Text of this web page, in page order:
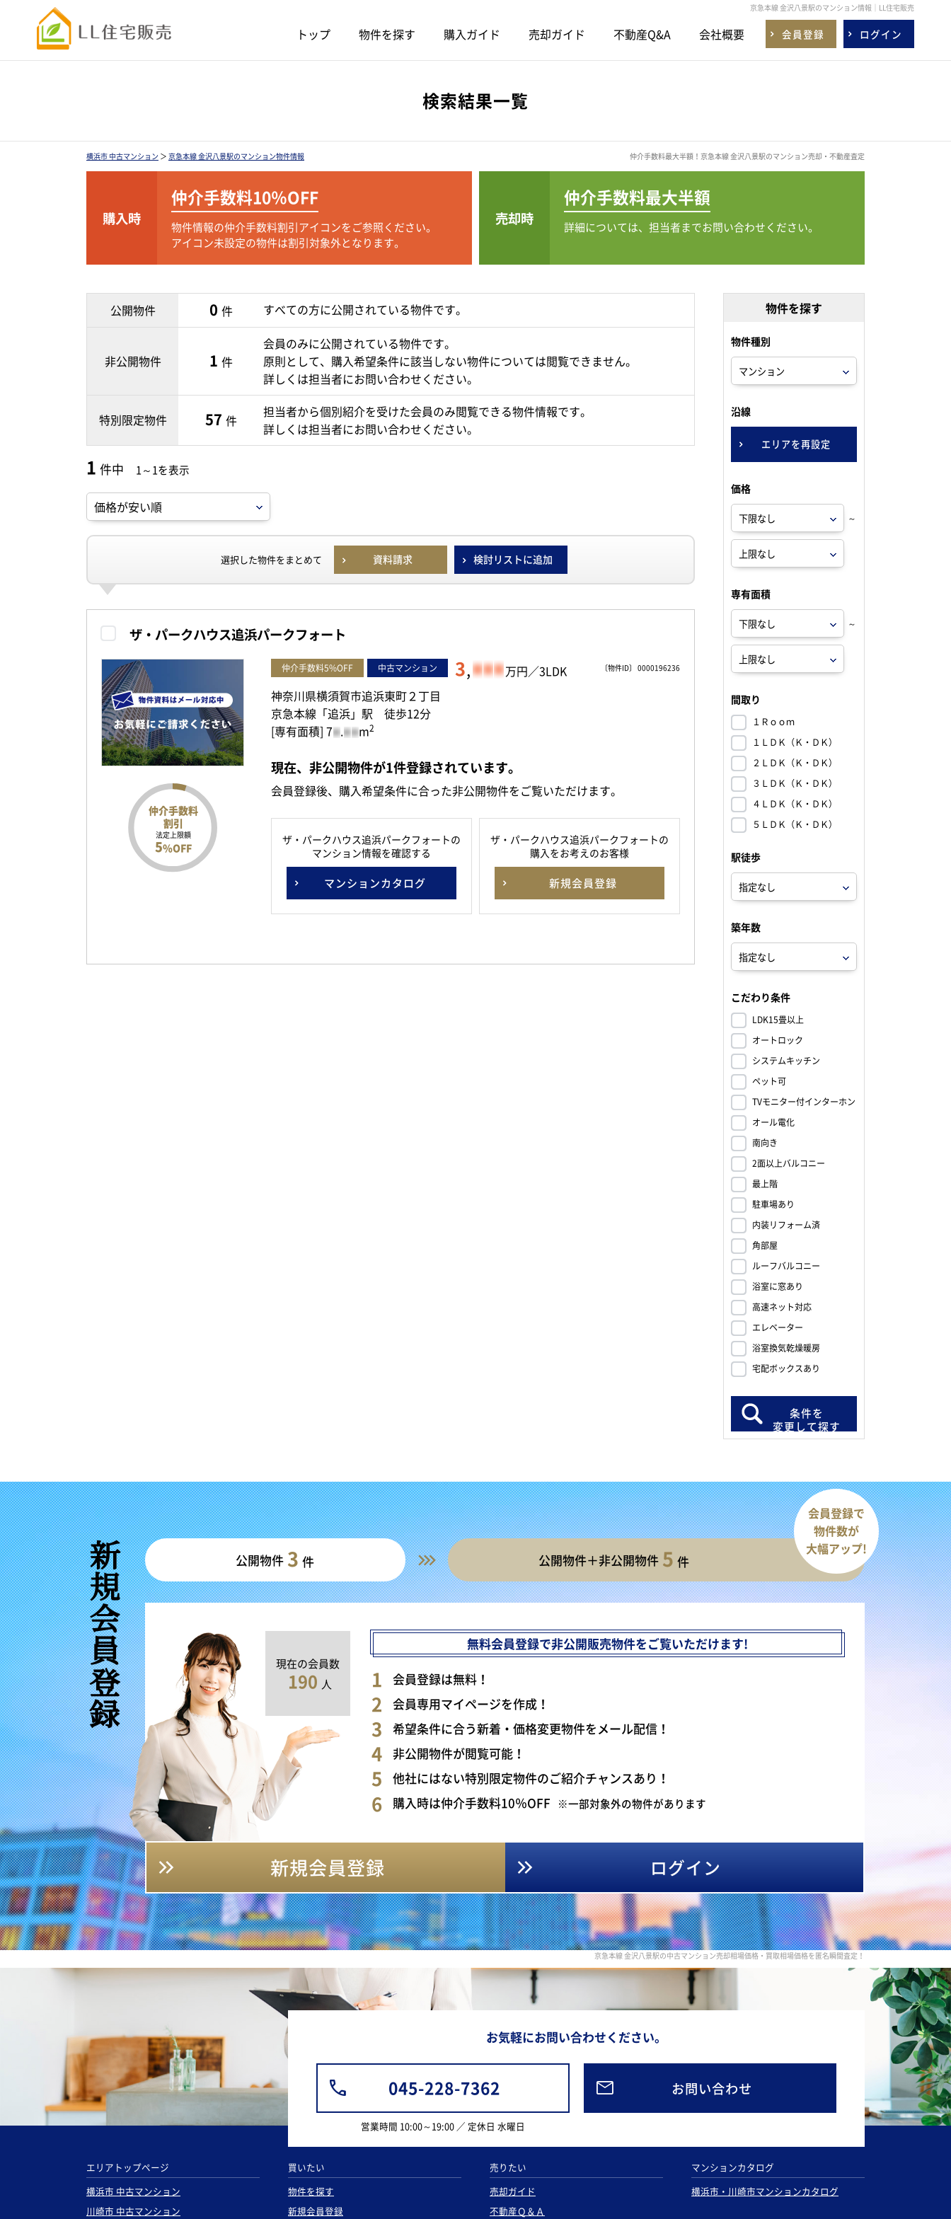
京急本線 金沢八景駅のマンション情報｜LL住宅販売
トップ 物件を探す 購入ガイド 売却ガイド 不動産Q&A 会社概要 会員登録 ログイン
検索結果一覧
横浜市 中古マンション ＞ 京急本線 金沢八景駅のマンション物件情報 仲介手数料最大半額！京急本線 金沢八景駅のマンション売却・不動産査定
購入時
仲介手数料10％OFF
物件情報の仲介手数料割引アイコンをご参照ください。
アイコン未設定の物件は割引対象外となります。
売却時
仲介手数料最大半額
詳細については、担当者までお問い合わせください。
公開物件 0 件 すべての方に公開されている物件です。
非公開物件 1 件
会員のみに公開されている物件です。
原則として、購入希望条件に該当しない物件については閲覧できません。
詳しくは担当者にお問い合わせください。
特別限定物件 57 件
担当者から個別紹介を受けた会員のみ閲覧できる物件情報です。
詳しくは担当者にお問い合わせください。
1 件中 1～1を表示
選択した物件をまとめて 資料請求 検討リストに追加
ザ・パークハウス追浜パークフォート
仲介手数料
割引
法定上限額
5%OFF
〔物件ID〕 0000196236
仲介手数料5%OFF 中古マンション 3,- - - 万円／3LDK
神奈川県横須賀市追浜東町２丁目
京急本線「追浜」駅 徒歩12分
[専有面積] 7- .- - m2
現在、非公開物件が1件登録されています。
会員登録後、購入希望条件に合った非公開物件をご覧いただけます。
ザ・パークハウス追浜パークフォートの
マンション情報を確認する
マンションカタログ
ザ・パークハウス追浜パークフォートの
購入をお考えのお客様
新規会員登録
物件を探す
物件種別
沿線
エリアを再設定
価格
～
専有面積
～
間取り
１Ｒｏｏｍ
１ＬＤＫ（Ｋ・ＤＫ）
２ＬＤＫ（Ｋ・ＤＫ）
３ＬＤＫ（Ｋ・ＤＫ）
４ＬＤＫ（Ｋ・ＤＫ）
５ＬＤＫ（Ｋ・ＤＫ）
駅徒歩
築年数
こだわり条件
LDK15畳以上
オートロック
システムキッチン
ペット可
TVモニター付インターホン
オール電化
南向き
2面以上バルコニー
最上階
駐車場あり
内装リフォーム済
角部屋
ルーフバルコニー
浴室に窓あり
高速ネット対応
エレベーター
浴室換気乾燥暖房
宅配ボックスあり
条件を
変更して探す
新規会員登録 公開物件 3 件 公開物件＋非公開物件 5 件
会員登録で
物件数が
大幅アップ!
現在の会員数
190 人
無料会員登録で非公開販売物件をご覧いただけます!
会員登録は無料！
会員専用マイページを作成！
希望条件に合う新着・価格変更物件をメール配信！
非公開物件が閲覧可能！
他社にはない特別限定物件のご紹介チャンスあり！
購入時は仲介手数料10％OFF ※一部対象外の物件があります
新規会員登録 ログイン
京急本線 金沢八景駅の中古マンション売却相場価格・買取相場価格を匿名瞬間査定！
お気軽にお問い合わせください。
045-228-7362
営業時間 10:00～19:00 ／ 定休日 水曜日
お問い合わせ
エリアトップページ
横浜市 中古マンション
川崎市 中古マンション
買いたい
物件を探す
新規会員登録
売りたい
売却ガイド
不動産Ｑ＆Ａ
マンションカタログ
横浜市・川崎市マンションカタログ